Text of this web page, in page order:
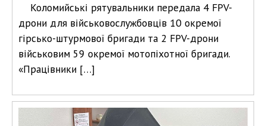
Коломийські рятувальники передала 4 FPV-
дрони для військовослужбовців 10 окремої
гірсько-штурмової бригади та 2 FPV-дрони
військовим 59 окремої мотопіхотної бригади.
«Працівники […]